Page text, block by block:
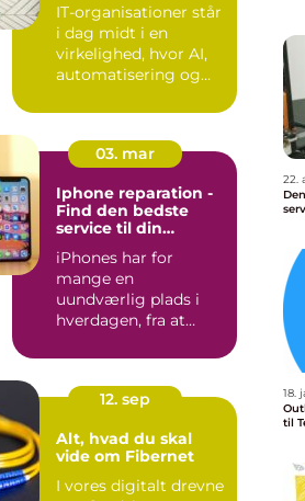
IT-organisationer står
i dag midt i en
virkelighed, hvor AI,
automatisering og
ud...
03. mar
Iphone reparation -
Find den bedste
service til din
iPhones har for
mange en
uundværlig plads i
hverdagen, fra at
arbejdslivet til at h...
12. sep
Alt, hvad du skal
vide om Fibernet
I vores digitalt drevne
22.
18.
til